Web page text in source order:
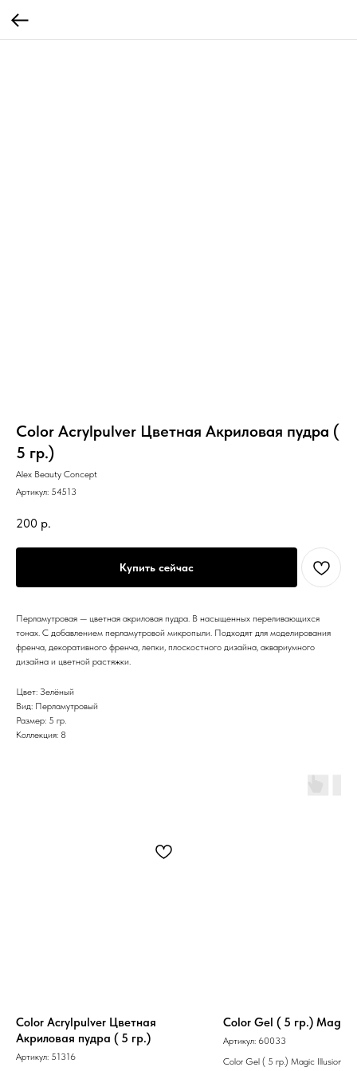
Color Acrylpulver Цветная Акриловая пудра (
5 гр.)
Alex Beauty Concept
Артикул: 54513
200 р.
Купить сейчас
Перламутровая — цветная акриловая пудра. В насыщенных переливающихся
тонах. С добавлением перламутровой микропыли. Подходят для моделирования
френча, декоративного френча, лепки, плоскостного дизайна, аквариумного
дизайна и цветной растяжки.
Цвет: Зелёный
Вид: Перламутровый
Размер: 5 гр.
Коллекция: 8
Color Acrylpulver Цветная
Акриловая пудра ( 5 гр.)
Артикул: 51316
Color Gel ( 5 гр.) Magic
Артикул: 60033
Color Gel ( 5 гр.) Magic Illusion